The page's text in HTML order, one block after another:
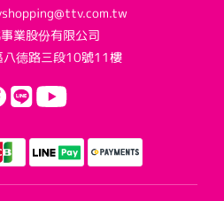
業股份有限公司
八德路三段10號11樓